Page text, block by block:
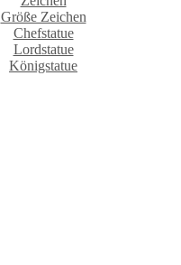
Größe Zeichen
Chefstatue
Lordstatue
Königstatue